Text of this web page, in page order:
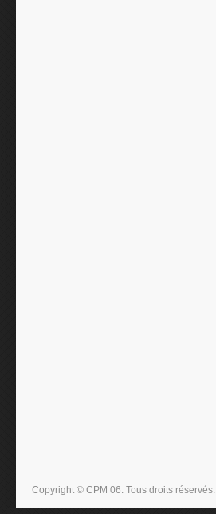
Copyright © CPM 06. Tous droits réservés.